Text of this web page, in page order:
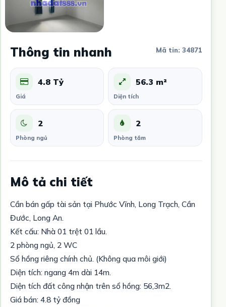
Thông tin nhanh Mã tin: 34871
4.8 Tỷ
Giá
56.3 m²
Diện tích
2
Phòng ngủ
2
Phòng tắm
Mô tả chi tiết
Cần bán gấp tài sản tại Phước Vĩnh, Long Trạch, Cần
Đước, Long An.
Kết cấu: Nhà 01 trệt 01 lầu.
2 phòng ngủ, 2 WC
Sổ hồng riêng chính chủ. (Không qua môi giới)
Diện tích: ngang 4m dài 14m.
Diện tích đất công nhận trên sổ hồng: 56,3m2.
Giá bán: 4.8 tỷ đồng